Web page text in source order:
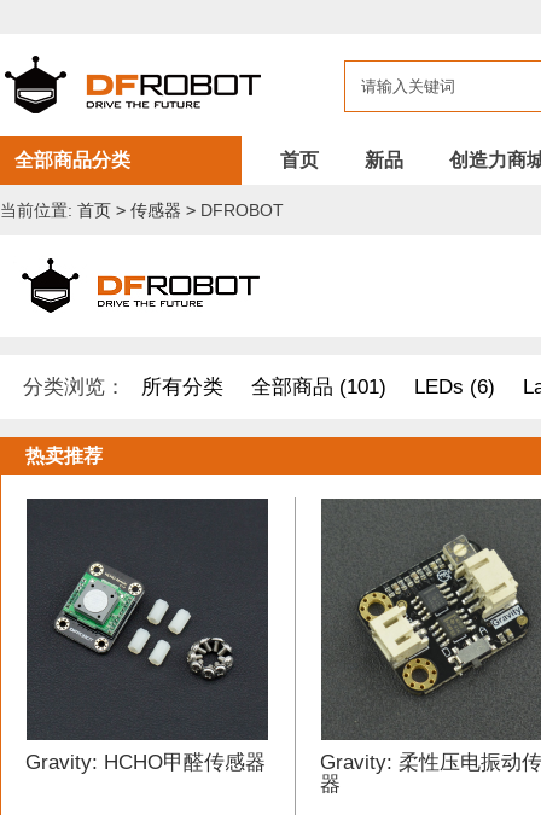
全部商品分类 首页 新品 创造力商
当前位置: 首页 > 传感器 > DFROBOT
分类浏览： 所有分类 全部商品 (101) LEDs (6)
开发原型及配件 (1)
工具 (5) 电缆&电线 (1) 温湿度传感器 (37) DF纪念
结构件 (12) 键盘 (5) 液体传感器 (17)
Arduino 套件 (7) 声
电源模块 (19) 外壳&保护套 (9) 柔性传感器 (3) 电
热卖推荐
Gravity: HCHO甲醛传感器
Gravity: 柔性压电振动
器